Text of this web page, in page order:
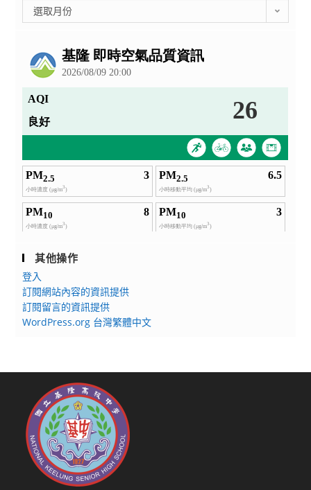
整
選取月份
其他操作
登入
訂閱網站內容的資訊提供
訂閱留言的資訊提供
WordPress.org 台灣繁體中文